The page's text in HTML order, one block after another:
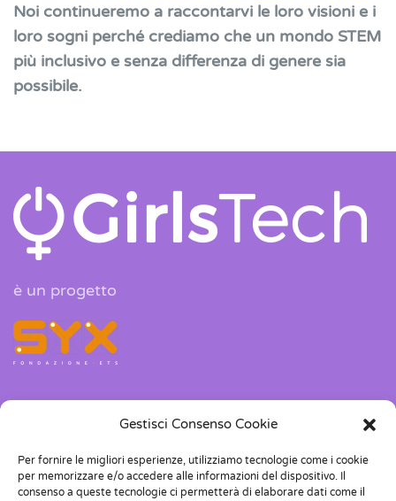
Gestisci Consenso Cookie
Per fornire le migliori esperienze, utilizziamo tecnologie come i cookie
per memorizzare e/o accedere alle informazioni del dispositivo. Il
consenso a queste tecnologie ci permetterà di elaborare dati come il
Noi continueremo a raccontarvi le loro visioni e i
loro sogni perché crediamo che un mondo STEM
più inclusivo e senza differenza di genere sia
possibile.
è un progetto
Corso Dante 118, 10126, Torino
info@girlstech.it